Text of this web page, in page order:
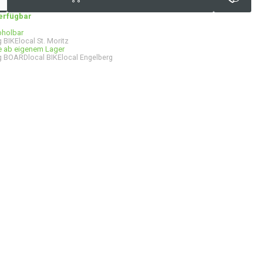
BIKElocal St. Moritz
ab eigenem Lager
BOARDlocal BIKElocal Engelberg